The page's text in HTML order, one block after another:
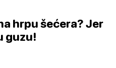
hrpu šećera? Jer
guzu!